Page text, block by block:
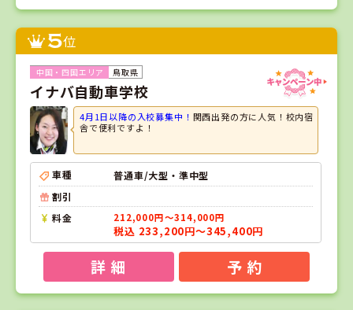
5位
鳥取県
イナバ自動車学校
4月1日以降の入校募集中！ 関西出発の方に人気！校内宿
舎で便利ですよ！
車種
普通車/大型・準中型
割引
料金
212,000円～314,000円
税込 233,200円～345,400円
詳 細 予 約